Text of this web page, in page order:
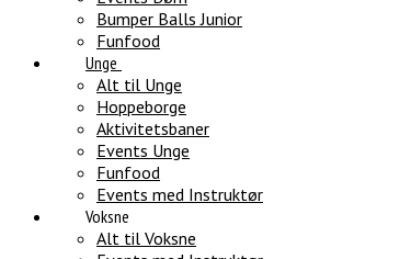
Bumper Balls Junior
Funfood
Unge
Alt til Unge
Hoppeborge
Aktivitetsbaner
Events Unge
Funfood
Events med Instruktør
Voksne
Alt til Voksne